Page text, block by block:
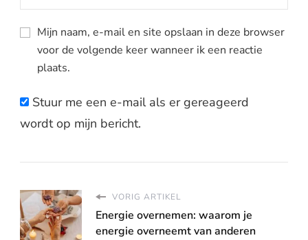
Mijn naam, e-mail en site opslaan in deze browser
voor de volgende keer wanneer ik een reactie
plaats.
Stuur me een e-mail als er gereageerd
wordt op mijn bericht.
VORIG ARTIKEL
Energie overnemen: waarom je
energie overneemt van anderen